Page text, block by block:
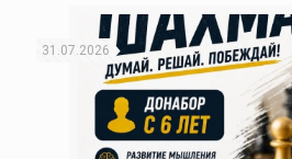
31.07.2026